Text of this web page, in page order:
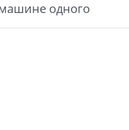
одного